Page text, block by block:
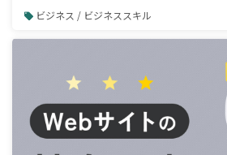
ビジネス / ビジネススキル